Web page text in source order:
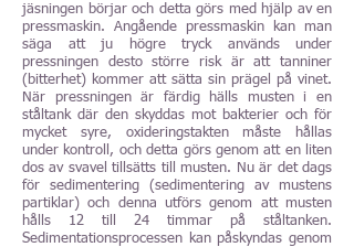
jäsningen börjar och detta görs med hjälp av en
pressmaskin. Angående pressmaskin kan man
säga att ju högre tryck används under
pressningen desto större risk är att tanniner
(bitterhet) kommer att sätta sin prägel på vinet.
När pressningen är färdig hälls musten i en
ståltank där den skyddas mot bakterier och för
mycket syre, oxideringstakten måste hållas
under kontroll, och detta görs genom att en liten
dos av svavel tillsätts till musten. Nu är det dags
för sedimentering (sedimentering av mustens
partiklar) och denna utförs genom att musten
hålls 12 till 24 timmar på ståltanken.
Sedimentationsprocessen kan påskyndas genom